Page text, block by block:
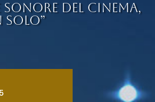
DEL CINEMA,
SOLO”